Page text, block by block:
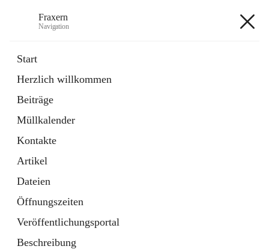
Fraxern
Navigation
Start
Herzlich willkommen
Beiträge
Müllkalender
Kontakte
Artikel
Dateien
Öffnungszeiten
Veröffentlichungsportal
Beschreibung
Ordner
in
Tab
Formulare
Artikel
öffnet
in
neuem
Tab